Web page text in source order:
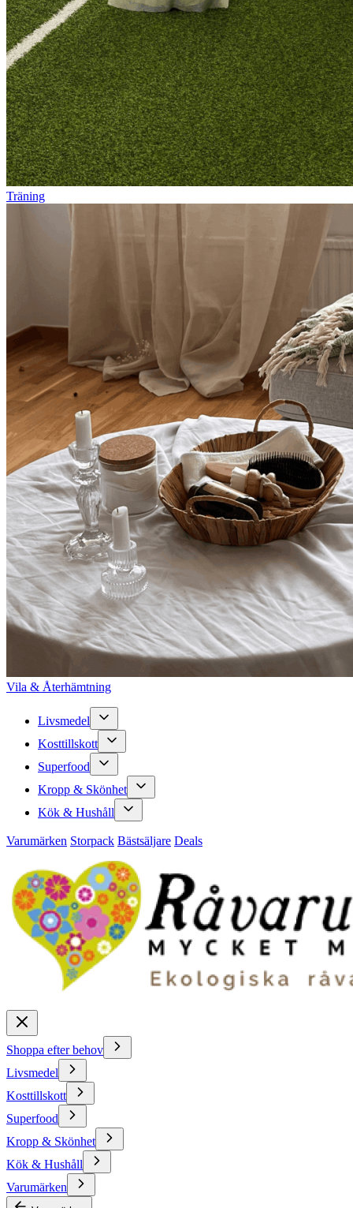
Träning
Vila & Återhämtning
Livsmedel
Kosttillskott
Superfood
Kropp & Skönhet
Kök & Hushåll
Varumärken Storpack Bästsäljare Deals
Shoppa efter behov
Livsmedel
Kosttillskott
Superfood
Kropp & Skönhet
Kök & Hushåll
Varumärken